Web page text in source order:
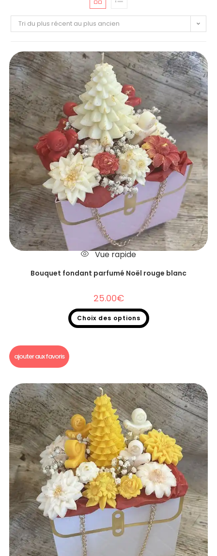
Tri du plus récent au plus ancien
Vue rapide
Bouquet fondant parfumé Noël rouge blanc
25.00€
Choix des options
ajouter aux favoris